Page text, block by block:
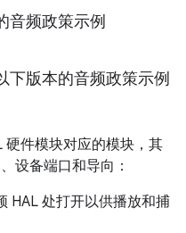
音频政策示例
下版本的音频政策示例
硬件模块对应的模块，其
设备端口和导向：
HAL 处打开以供播放和捕